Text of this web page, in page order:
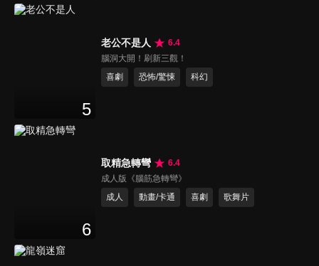
5
老公不是人
6.4
腦洞大開！刷新三觀！
喜劇
恐怖/驚悚 科幻
6
取精急轉彎
6.4
成人版《腦筋急轉彎》
成人
動畫/卡通 喜劇 歌舞片